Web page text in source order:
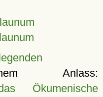
Anlass:
Ökumenische